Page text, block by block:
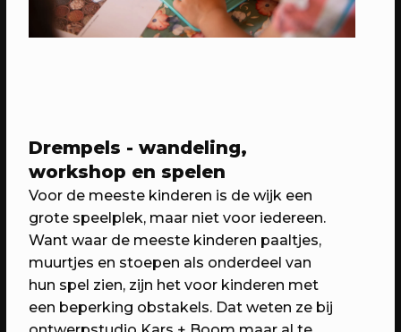
UITfeest
Voorproefje van het culturele jaar
Drempels - wandeling,
workshop en spelen
Voor de meeste kinderen is de wijk een
grote speelplek, maar niet voor iedereen.
Want waar de meeste kinderen paaltjes,
muurtjes en stoepen als onderdeel van
hun spel zien, zijn het voor kinderen met
een beperking obstakels. Dat weten ze bij